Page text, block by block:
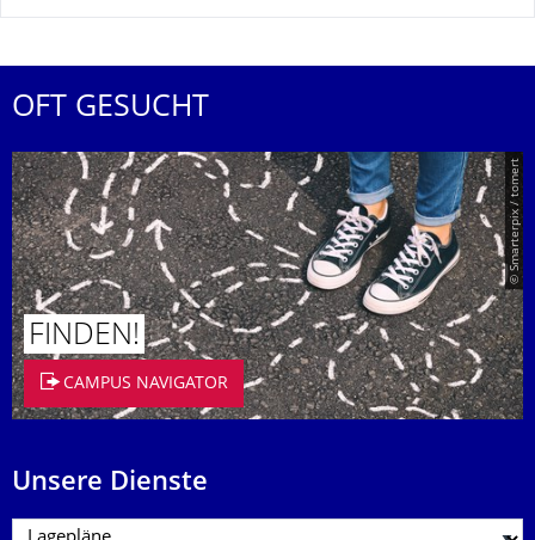
OFT GESUCHT
© Smarterpix / tomert
FINDEN!
CAMPUS NAVIGATOR
Unsere Dienste